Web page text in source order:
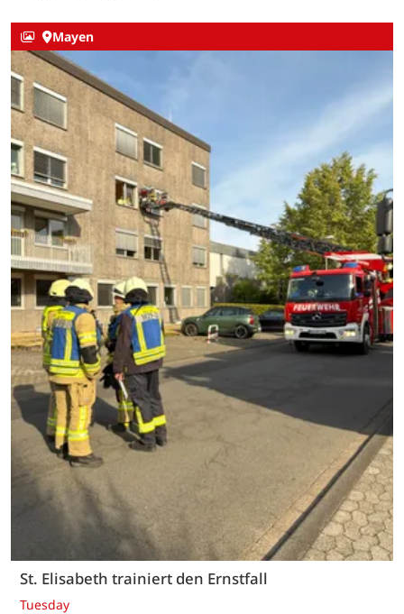
Mayen
St. Elisabeth trainiert den Ernstfall
Tuesday